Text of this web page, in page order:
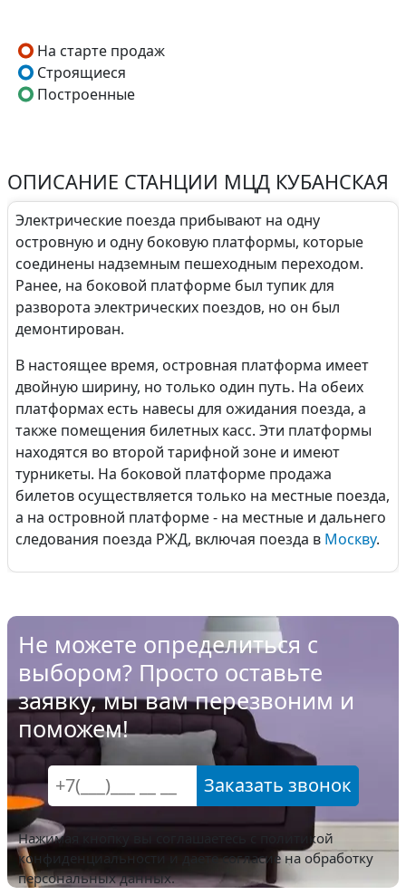
На старте продаж
Строящиеся
Построенные
ОПИСАНИЕ СТАНЦИИ МЦД КУБАНСКАЯ
Электрические поезда прибывают на одну
островную и одну боковую платформы, которые
соединены надземным пешеходным переходом.
Ранее, на боковой платформе был тупик для
разворота электрических поездов, но он был
демонтирован.
В настоящее время, островная платформа имеет
двойную ширину, но только один путь. На обеих
платформах есть навесы для ожидания поезда, а
также помещения билетных касс. Эти платформы
находятся во второй тарифной зоне и имеют
турникеты. На боковой платформе продажа
билетов осуществляется только на местные поезда,
а на островной платформе - на местные и дальнего
следования поезда РЖД, включая поезда в Москву.
Не можете определиться с
выбором? Просто оставьте
заявку, мы вам перезвоним и
поможем!
Заказать звонок
Нажимая кнопку вы соглашаетесь с
политикой
конфиденциальности и даете согласие на обработку
персональных данных.